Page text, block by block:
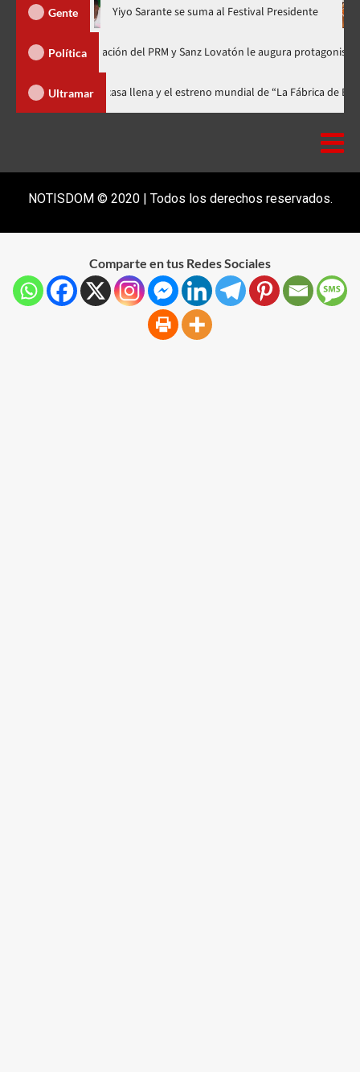
Gente
en nuevo horario Yiyo Sarante se suma al Festival
Política
Organización del PRM y Sanz Lovatón le augura protagonismo político
Ultramar
celebra 15 años con una gala a casa llena y el estreno mundial de “La
NOTISDOM © 2020 | Todos los derechos reservados.
Comparte en tus Redes Sociales